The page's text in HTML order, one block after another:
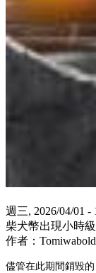
週三, 2026/04/01 -
柴犬幣出現小時
作者：
儘管在此期間銷毀